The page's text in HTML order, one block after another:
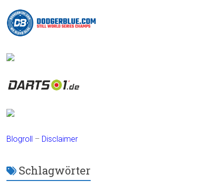
Blogroll – Disclaimer
Schlagwörter